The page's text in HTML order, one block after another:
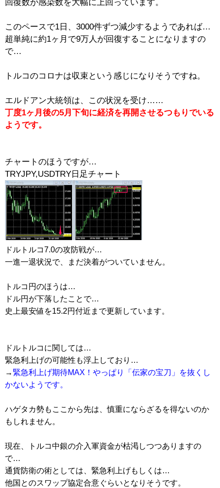
回復数が感染数を大幅に上回っています。
このペースで1日、3000件ずつ減少するようであれば…
超単純に約1ヶ月で9万人が回復することになりますの
で…
トルコのコロナは収束という感じになりそうですね。
エルドアン大統領は、この状況を受け……
丁度1ヶ月後の5月下旬に経済を再開させるつもりでいる
ようです。
チャートのほうですが…
TRYJPY,USDTRY日足チャート
ドルトルコ7.0の攻防戦が…
一進一退状況で、まだ決着がついていません。
トルコ円のほうは…
ドル円が下落したことで…
史上最安値を15.2円付近まで更新しています。
ドルトルコに関しては…
緊急利上げの可能性も浮上しており…
→ 緊急利上げ期待MAX！やっぱり「伝家の宝刀」を抜くし
かないようです。
ハゲタカ勢もここから先は、慎重にならざるを得ないのか
もしれません。
現在、トルコ中銀の介入軍資金が枯渇しつつありますの
で…
通貨防衛の術としては、緊急利上げもしくは…
他国とのスワップ協定合意ぐらいとなりそうです。